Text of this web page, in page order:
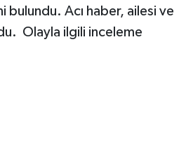
bulundu. Acı haber, ailesi ve
Olayla ilgili inceleme